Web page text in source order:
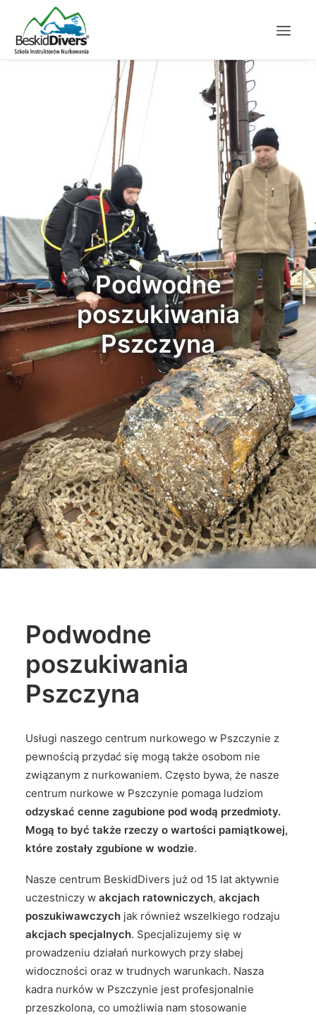
Podwodne
poszukiwania
Pszczyna
Podwodne
poszukiwania
Pszczyna
Usługi naszego centrum nurkowego w Pszczynie z
pewnością przydać się mogą także osobom nie
związanym z nurkowaniem. Często bywa, że nasze
centrum nurkowe w Pszczynie pomaga ludziom
odzyskać cenne zagubione pod wodą przedmioty.
Mogą to być także rzeczy o wartości pamiątkowej,
które zostały zgubione w wodzie.
Nasze centrum BeskidDivers już od 15 lat aktywnie
uczestniczy w akcjach ratowniczych, akcjach
poszukiwawczych jak również wszelkiego rodzaju
akcjach specjalnych. Specjalizujemy się w
prowadzeniu działań nurkowych przy słabej
widoczności oraz w trudnych warunkach. Nasza
kadra nurków w Pszczynie jest profesjonalnie
przeszkolona, co umożliwia nam stosowanie